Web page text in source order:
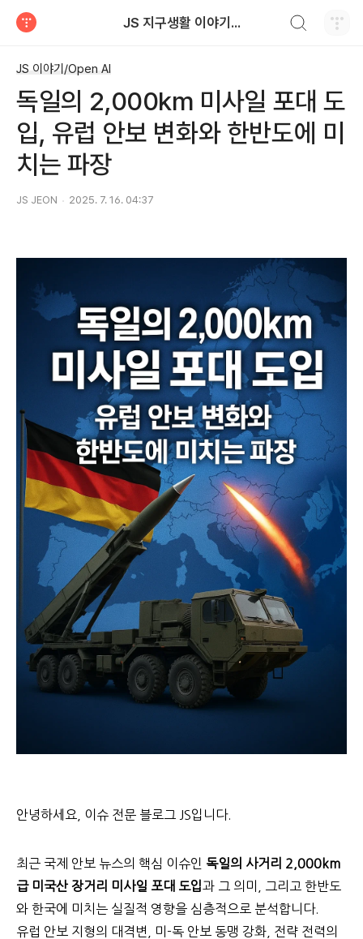
JS 지구생활 이야기...
JS 이야기/Open AI
독일의 2,000km 미사일 포대 도
입, 유럽 안보 변화와 한반도에 미
치는 파장
JS JEON 2025. 7. 16. 04:37
안녕하세요, 이슈 전문 블로그 JS입니다.
최근 국제 안보 뉴스의 핵심 이슈인 독일의 사거리 2,000km
급 미국산 장거리 미사일 포대 도입과 그 의미, 그리고 한반도
와 한국에 미치는 실질적 영향을 심층적으로 분석합니다.
유럽 안보 지형의 대격변, 미-독 안보 동맹 강화, 전략 전력의